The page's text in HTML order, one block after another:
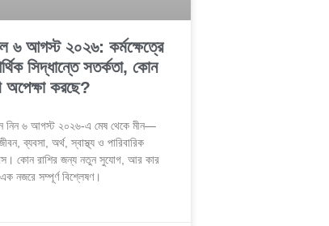
৬ আগস্ট ২০২৬: কর্মক্ষেত্রে
সিদ্ধান্তে সতর্কতা, কোন
অপেক্ষা করছে?
নিন ৬ আগস্ট ২০২৬-এ মেষ থেকে মীন—
ব্যবসা, অর্থ, স্বাস্থ্য ও পারিবারিক
কোন রাশির জন্য নতুন সুযোগ, আর কার
নজরে সম্পূর্ণ বিশ্লেষণ।